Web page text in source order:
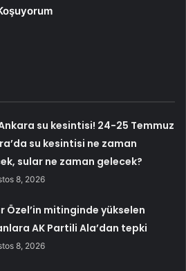
su kesintisi! 24-25 Temmuz
su kesintisi ne zaman
sular ne zaman gelecek?
8, 2026
Özel’in mitinginde yükselen
AK Partili Ala’dan tepki
8, 2026